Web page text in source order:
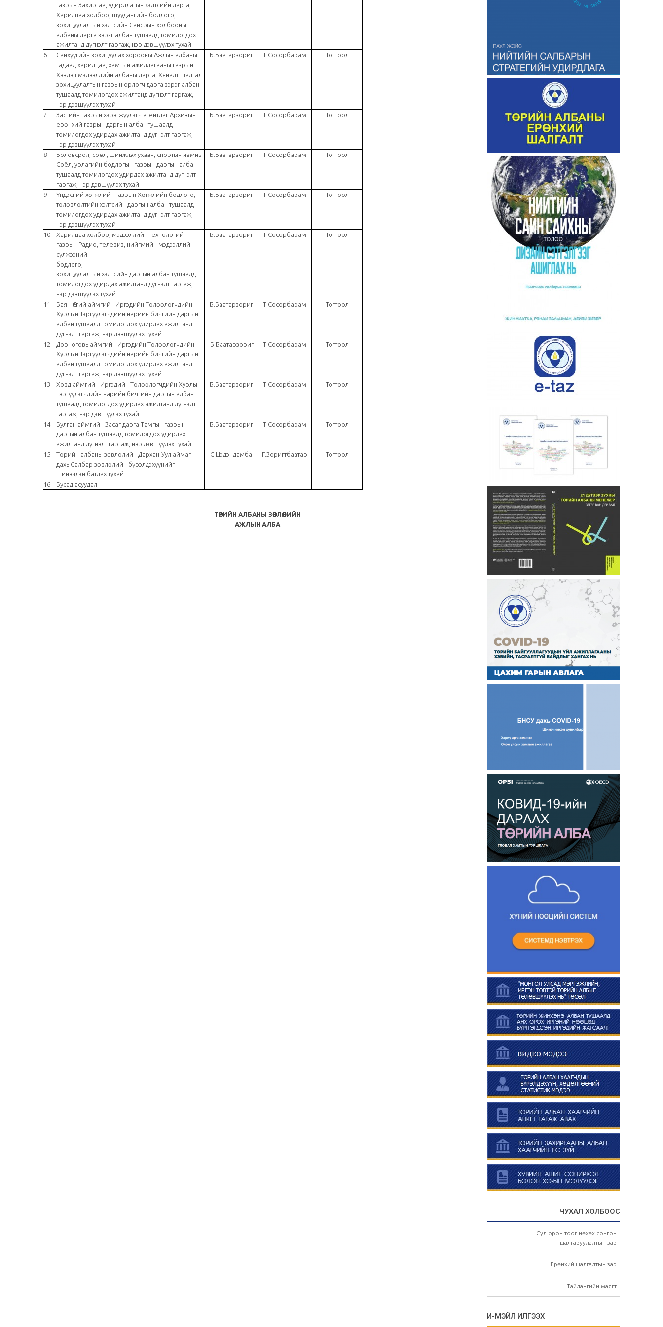
газрын Захиргаа, удирдлагын хэлтсийн дарга,
Харилцаа холбоо, шуудангийн бодлого,
зохицуулалтын хэлтсийн Сансрын холбооны
албаны дарга зэрэг албан тушаалд томилогдох
ажилтанд дүгнэлт гаргаж, нэр дэвшүүлэх тухай
6
Санхүүгийн зохицуулах хорооны Ажлын албаны
Гадаад харилцаа, хамтын ажиллагааны газрын
Хэвлэл мэдээллийн албаны дарга, Хяналт шалгалт
зохицуулалтын газрын орлогч дарга зэрэг албан
тушаалд томилогдох ажилтанд дүгнэлт гаргаж,
нэр дэвшүүлэх тухай
Б.Баатарзориг Т.Сосорбарам Тогтоол
7
Засгийн газрын хэрэгжүүлэгч агентлаг Архивын
ерөнхий газрын даргын албан тушаалд
томилогдох удирдах ажилтанд дүгнэлт гаргаж,
нэр дэвшүүлэх тухай
Б.Баатарзориг Т.Сосорбарам Тогтоол
8
Боловсрол, соёл, шинжлэх ухаан, спортын яамны
Соёл, урлагийн бодлогын газрын даргын албан
тушаалд томилогдох удирдах ажилтанд дүгнэлт
гаргаж, нэр дэвшүүлэх тухай
Б.Баатарзориг Т.Сосорбарам Тогтоол
9
Үндэсний хөгжлийн газрын Хөгжлийн бодлого,
төлөвлөлтийн хэлтсийн даргын албан тушаалд
томилогдох удирдах ажилтанд дүгнэлт гаргаж,
нэр дэвшүүлэх тухай
Б.Баатарзориг Т.Сосорбарам Тогтоол
10
Харилцаа холбоо, мэдээллийн технологийн
газрын Радио, телевиз, нийгмийн мэдээллийн
сүлжээний
бодлого,
зохицуулалтын хэлтсийн даргын албан тушаалд
томилогдох удирдах ажилтанд дүгнэлт гаргаж,
нэр дэвшүүлэх тухай
Б.Баатарзориг Т.Сосорбарам Тогтоол
11
Баян-Өлгий аймгийн Иргэдийн Төлөөлөгчдийн
Хурлын Тэргүүлэгчдийн нарийн бичгийн даргын
албан тушаалд томилогдох удирдах ажилтанд
дүгнэлт гаргаж, нэр дэвшүүлэх тухай
Б.Баатарзориг Т.Сосорбарам Тогтоол
12
Дорноговь аймгийн Иргэдийн Төлөөлөгчдийн
Хурлын Тэргүүлэгчдийн нарийн бичгийн даргын
албан тушаалд томилогдох удирдах ажилтанд
дүгнэлт гаргаж, нэр дэвшүүлэх тухай
Б.Баатарзориг Т.Сосорбарам Тогтоол
13
Ховд аймгийн Иргэдийн Төлөөлөгчдийн Хурлын
Тэргүүлэгчдийн нарийн бичгийн даргын албан
тушаалд томилогдох удирдах ажилтанд дүгнэлт
гаргаж, нэр дэвшүүлэх тухай
Б.Баатарзориг Т.Сосорбарам Тогтоол
14
Булган аймгийн Засаг дарга Тамгын газрын
даргын албан тушаалд томилогдох удирдах
ажилтанд дүгнэлт гаргаж, нэр дэвшүүлэх тухай
Б.Баатарзориг Т.Сосорбарам Тогтоол
15
Төрийн албаны зөвлөлийн Дархан-Уул аймаг
дахь Салбар зөвлөлийн бүрэлдэхүүнийг
шинэчлэн батлах тухай
С.Цэдэндамба Г.Зоригтбаатар Тогтоол
16 Бусад асуудал
ТӨРИЙН АЛБАНЫ ЗӨВЛӨЛИЙН
АЖЛЫН АЛБА
ЧУХАЛ ХОЛБООС
Сул орон тоог нөхөх сонгон
шалгаруулалтын зар
Ерөнхий шалгалтын зар
Тайлангийн маягт
И-МЭЙЛ ИЛГЭЭХ